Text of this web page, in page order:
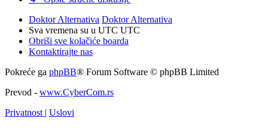
Doktor Alternativa Doktor Alternativa
Sva vremena su u UTC UTC
Obriši sve kolačiće boarda
Kontaktirajte nas
Pokreće ga phpBB® Forum Software © phpBB Limited
Prevod - www.CyberCom.rs
Privatnost | Uslovi